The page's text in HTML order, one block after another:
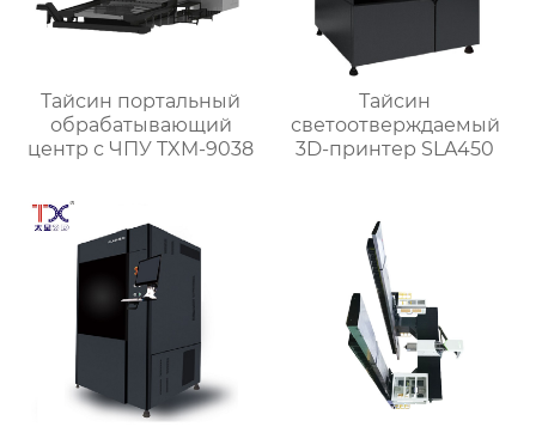
Тайсин портальный
обрабатывающий
центр с ЧПУ TXM-9038
Тайсин
светоотверждаемый
3D-принтер SLA450